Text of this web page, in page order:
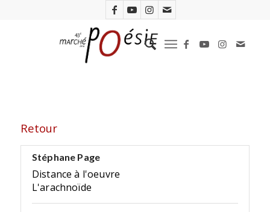
Retour
Stéphane Page
Distance à l'oeuvre
L'arachnoïde